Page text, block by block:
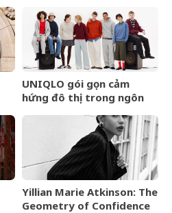
UNIQLO gói gọn cảm
hứng đô thị trong ngôn
tập Thu Đông 2026
Yillian Marie Atkinson: The
Geometry of Confidence